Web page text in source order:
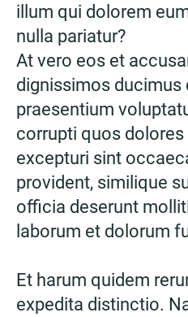
illum qui dolorem
nulla pariatur?
At vero eos et
dignissimos ducimus
praesentium
corrupti quos
excepturi sint
provident, similique
officia deserunt
laborum et dolorum
Et harum quidem
expedita distinctio.